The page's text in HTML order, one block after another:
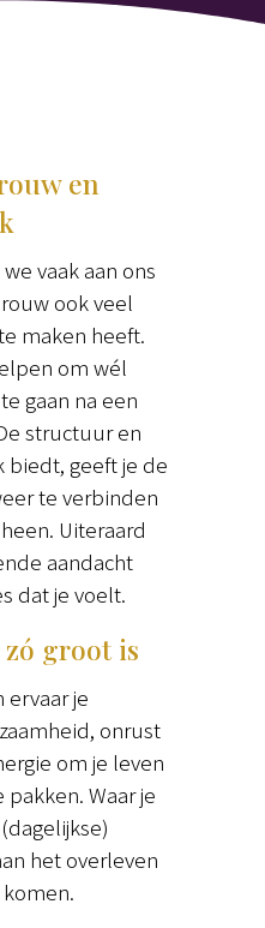
en
vaak aan ons
ook veel
maken heeft.
om wél
gaan na een
structuur en
biedt, geeft je de
te verbinden
Uiteraard
aandacht
dat je voelt.
groot is
ervaar je
onrust
om je leven
Waar je
het overleven